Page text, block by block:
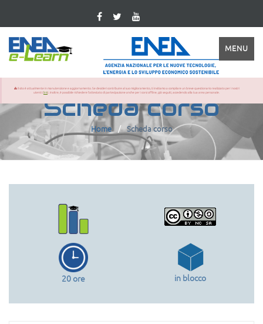
MENU
Il sito è attualmente in manutenzione e aggiornamento. Se desideri contribuire al suo miglioramento, ti invitiamo a compilare un breve questionario realizzato per i nostri
utenti (link). Inoltre, è possibile richiedere l'attestato di partecipazione anche per i corsi offline, già seguiti, accedendo alla tua area personale.
Scheda corso
Home Scheda corso
20 ore in blocco